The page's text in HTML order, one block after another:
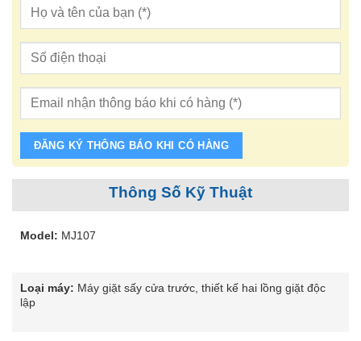
ĐĂNG KÝ THÔNG BÁO KHI CÓ HÀNG
Thông Số Kỹ Thuật
Model: MJ107
Loại máy: Máy giặt sấy cửa trước, thiết kế hai lồng giặt độc
lập